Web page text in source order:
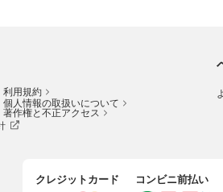
利用規約
個人情報の取扱いについて
著作権と不正アクセス
クレジットカード コンビニ前払い